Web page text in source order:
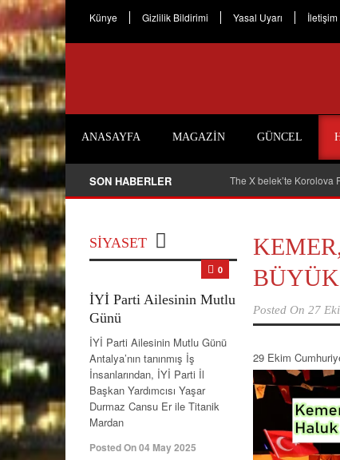
Künye Gizlilik Bildirimi Yasal Uyarı İletişim
ANASAYFA MAGAZIN GÜNCEL
SON HABERLER The X belek’te Korolova
Posted On 27
29 Ekim
SIYASET
0
İYİ Parti Ailesinin Mutlu
Günü
İYİ Parti Ailesinin Mutlu Günü
Antalya’nın tanınmış İş
İnsanlarından, İYİ Parti İl
Başkan Yardımcısı Yaşar
Durmaz Cansu Er ile Titanik
Mardan
Posted On 04 May 2025